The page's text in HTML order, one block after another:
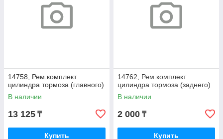
14758, Рем.комплект
цилиндра тормоза (главного)
В наличии
13 125 ₸
Купить
14762, Рем.комплект
цилиндра тормоза (заднего)
В наличии
2 000 ₸
Купить